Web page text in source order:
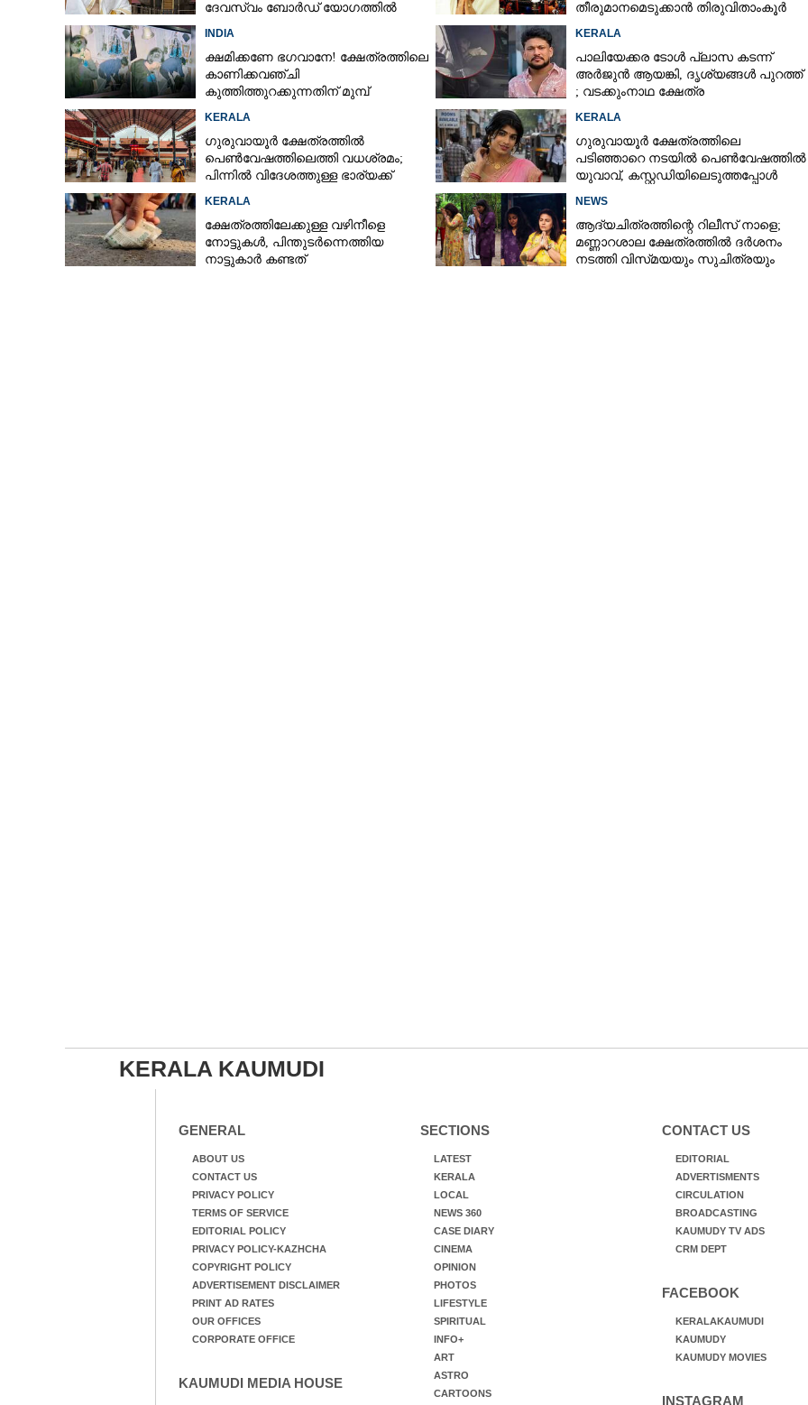
ദേവസ്വം ബോർഡ് യോഗത്തിൽ
തീരുമാനമെടുക്കാൻ തിരുവിതാംകൂർ
INDIA
ക്ഷമിക്കണേ ഭഗവാനേ! ക്ഷേത്രത്തിലെ
കാണിക്കവഞ്ചി
കുത്തിത്തുറക്കുന്നതിന് മുമ്പ്
KERALA
പാലിയേക്കര ടോൾ പ്ലാസ കടന്ന്
അർജുൻ ആയങ്കി,​ ദൃശ്യങ്ങൾ പുറത്ത്
; വടക്കുംനാഥ ക്ഷേത്ര
KERALA
ഗുരുവായൂർ ക്ഷേത്രത്തിൽ
പെൺവേഷത്തിലെത്തി വധശ്രമം;
പിന്നിൽ വിദേശത്തുള്ള ഭാര്യക്ക്
KERALA
ഗുരുവായൂർ ക്ഷേത്രത്തിലെ
പടിഞ്ഞാറെ നടയിൽ പെൺവേഷത്തിൽ
യുവാവ്,​ കസ്റ്റഡിയിലെടുത്തപ്പോൾ
KERALA
ക്ഷേത്രത്തിലേക്കുള്ള വഴിനീളെ
നോട്ടുകൾ,​ പിന്തുടർന്നെത്തിയ
നാട്ടുകാർ കണ്ടത്
NEWS
ആദ്യചിത്രത്തിന്റെ റിലീസ് നാളെ;
മണ്ണാറശാല ക്ഷേത്രത്തിൽ ദർശനം
നടത്തി വിസ്‌മയയും സുചിത്രയും
KERALA KAUMUDI
GENERAL
ABOUT US
CONTACT US
PRIVACY POLICY
TERMS OF SERVICE
EDITORIAL POLICY
PRIVACY POLICY-KAZHCHA
COPYRIGHT POLICY
ADVERTISEMENT DISCLAIMER
PRINT AD RATES
OUR OFFICES
CORPORATE OFFICE
KAUMUDI MEDIA HOUSE
SECTIONS
LATEST
KERALA
LOCAL
NEWS 360
CASE DIARY
CINEMA
OPINION
PHOTOS
LIFESTYLE
SPIRITUAL
INFO+
ART
ASTRO
CARTOONS
CONTACT US
EDITORIAL
ADVERTISMENTS
CIRCULATION
BROADCASTING
KAUMUDY TV ADS
CRM DEPT
FACEBOOK
KERALAKAUMUDI
KAUMUDY
KAUMUDY MOVIES
INSTAGRAM
വെറും ആചാരമല്ല, ഭദ്രകാളി തിരുമുടിക്ക്
പ്രത്യേകതകളേറെ; കേരളത്തിലെ
ഏറ്റവും വലിയ തിരുമുടിയുള്ളത്
ഇവിടെയാണ്
Copy Link